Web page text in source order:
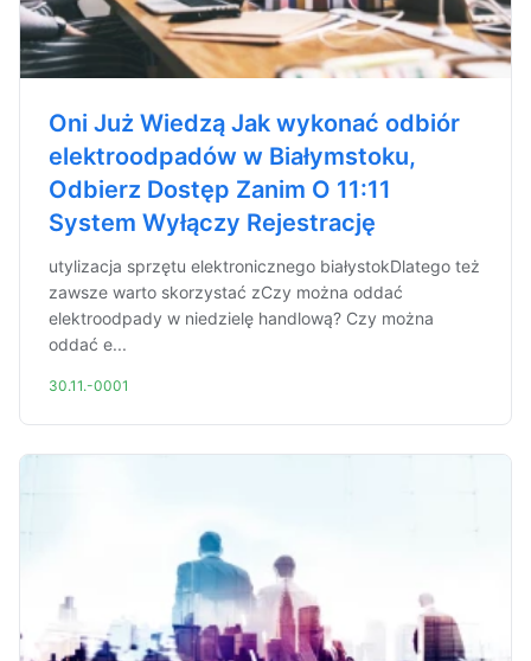
Oni Już Wiedzą Jak wykonać odbiór
elektroodpadów w Białymstoku,
Odbierz Dostęp Zanim O 11:11
System Wyłączy Rejestrację
utylizacja sprzętu elektronicznego białystokDlatego też
zawsze warto skorzystać zCzy można oddać
elektroodpady w niedzielę handlową? Czy można
oddać e...
30.11.-0001